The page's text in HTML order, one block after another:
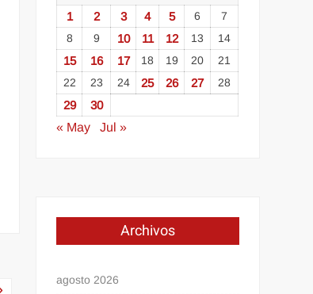
1 2 3 4 5 6
7
8
9 10 11 12 13 14
15 16 17 18 19 20
21
22
23 24 25 26 27 28
29
30
« May
Jul »
Archivos
agosto 2026